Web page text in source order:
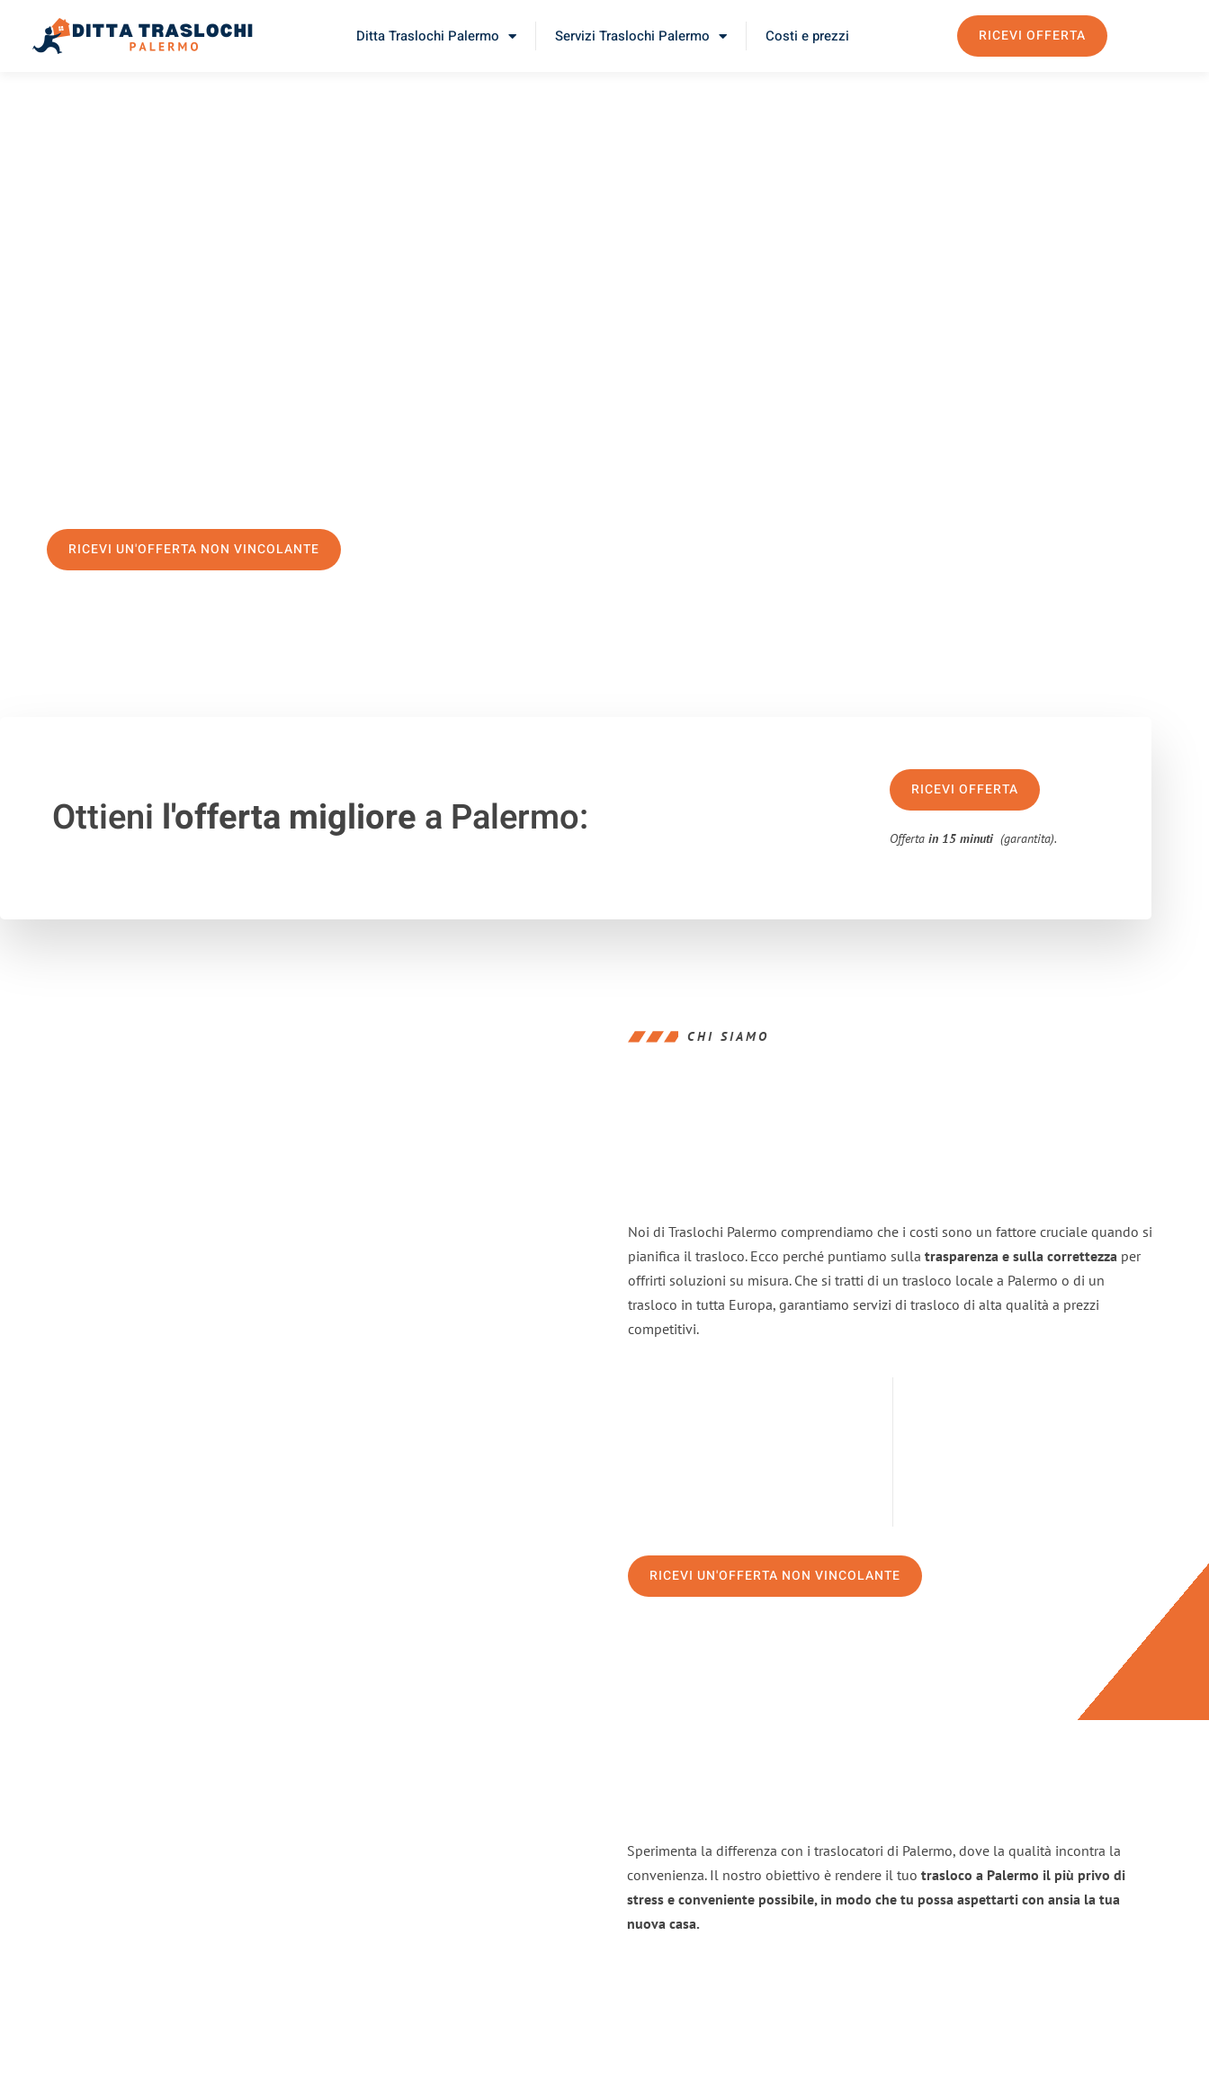
Ditta Traslochi Palermo Servizi Traslochi Palermo Costi e prezzi RICEVI OFFERTA
RICEVI UN'OFFERTA NON VINCOLANTE
Ottieni l'offerta migliorea Palermo:
RICEVI OFFERTA
Offertain 15 minuti (garantita).
CHI SIAMO
Noi di Traslochi Palermo comprendiamo che i costi sono un fattore cruciale quando si
pianifica il trasloco. Ecco perché puntiamo sulla trasparenza e sulla correttezza per
offrirti soluzioni su misura. Che si tratti di un trasloco locale a Palermo o di un
trasloco in tutta Europa, garantiamo servizi di trasloco di alta qualità a prezzi
competitivi.
RICEVI UN'OFFERTA NON VINCOLANTE
Sperimenta la differenza con i traslocatori di Palermo, dove la qualità incontra la
convenienza. Il nostro obiettivo è rendere il tuo trasloco a Palermo il più privo di
stress e conveniente possibile, in modo che tu possa aspettarti con ansia la tua
nuova casa.